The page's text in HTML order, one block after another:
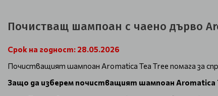
Почистващ шампоан с чаено дърво
Срок на годност: 28.05.2026
Почистващият шампоан Aromatica Tea Tree помага за
Защо да изберем почистващият шампоан Aromatica